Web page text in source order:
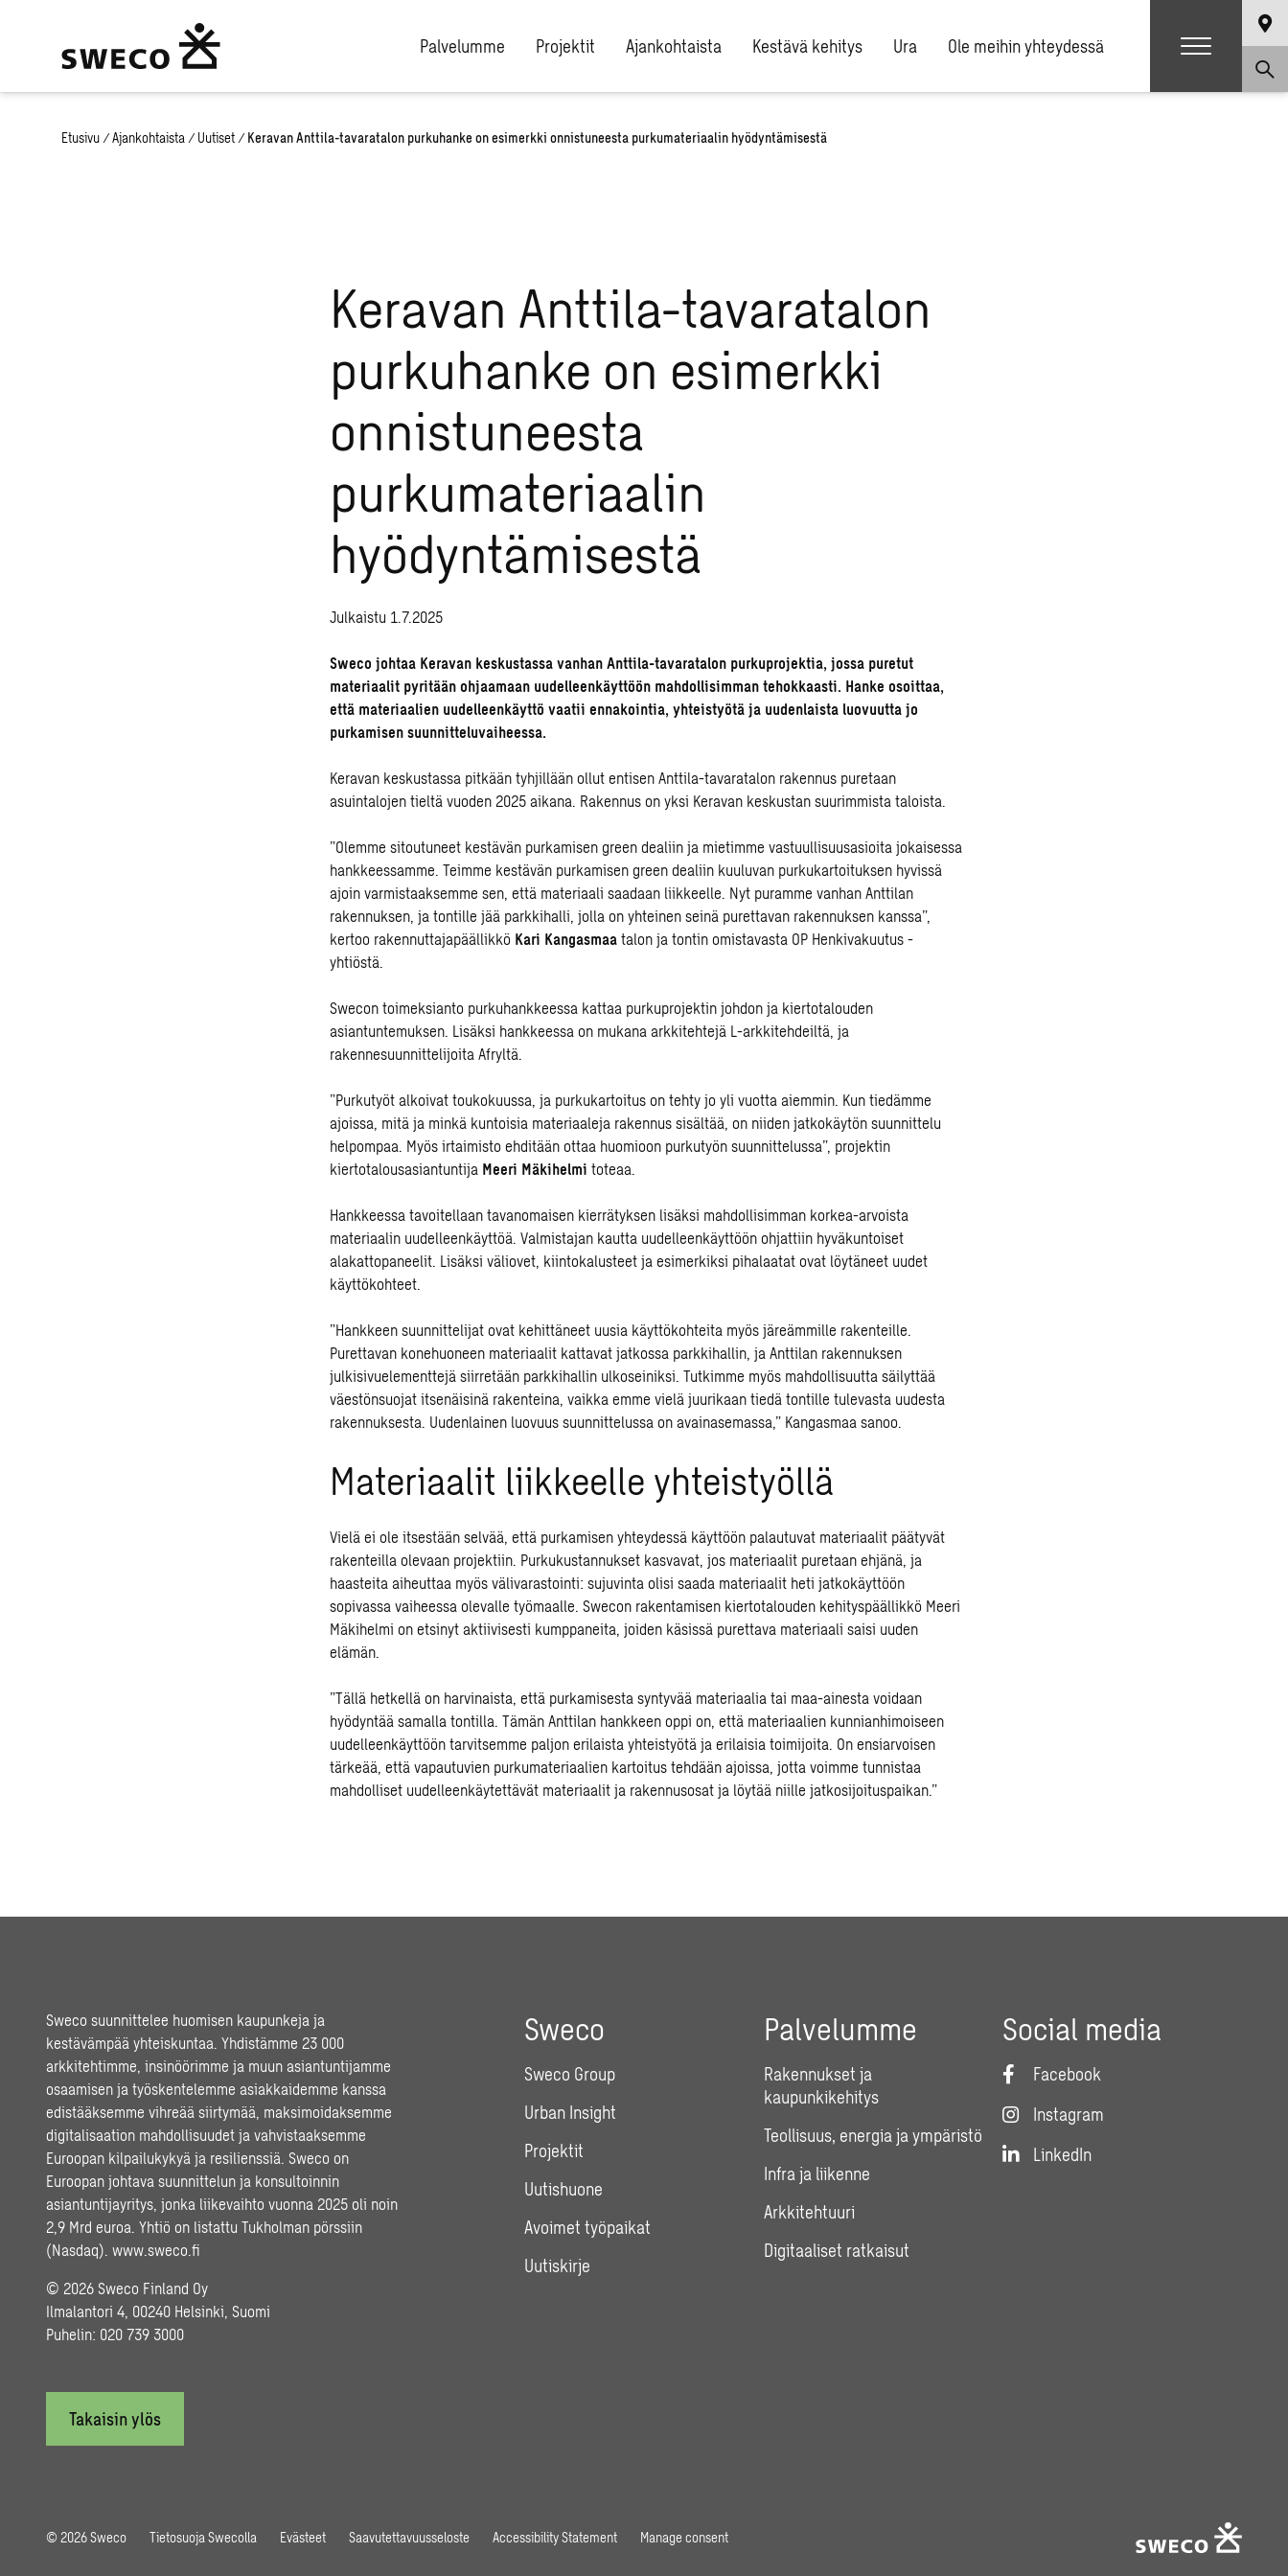
Palvelumme Projektit Ajankohtaista Kestävä kehitys Ura Ole meihin yhteydessä
Etusivu / Ajankohtaista / Uutiset / Keravan Anttila-tavaratalon purkuhanke on esimerkki onnistuneesta purkumateriaalin hyödyntämisestä
Keravan Anttila-tavaratalon
purkuhanke on esimerkki
onnistuneesta
purkumateriaalin
hyödyntämisestä
Julkaistu 1.7.2025
Sweco johtaa Keravan keskustassa vanhan Anttila-tavaratalon purkuprojektia, jossa puretut
materiaalit pyritään ohjaamaan uudelleenkäyttöön mahdollisimman tehokkaasti. Hanke osoittaa,
että materiaalien uudelleenkäyttö vaatii ennakointia, yhteistyötä ja uudenlaista luovuutta jo
purkamisen suunnitteluvaiheessa.
Keravan keskustassa pitkään tyhjillään ollut entisen Anttila-tavaratalon rakennus puretaan
asuintalojen tieltä vuoden 2025 aikana. Rakennus on yksi Keravan keskustan suurimmista taloista.
”Olemme sitoutuneet kestävän purkamisen green dealiin ja mietimme vastuullisuusasioita jokaisessa
hankkeessamme. Teimme kestävän purkamisen green dealiin kuuluvan purkukartoituksen hyvissä
ajoin varmistaaksemme sen, että materiaali saadaan liikkeelle. Nyt puramme vanhan Anttilan
rakennuksen, ja tontille jää parkkihalli, jolla on yhteinen seinä purettavan rakennuksen kanssa”,
kertoo rakennuttajapäällikkö Kari Kangasmaa talon ja tontin omistavasta OP Henkivakuutus -
yhtiöstä.
Swecon toimeksianto purkuhankkeessa kattaa purkuprojektin johdon ja kiertotalouden
asiantuntemuksen. Lisäksi hankkeessa on mukana arkkitehtejä L-arkkitehdeiltä, ja
rakennesuunnittelijoita Afryltä.
”Purkutyöt alkoivat toukokuussa, ja purkukartoitus on tehty jo yli vuotta aiemmin. Kun tiedämme
ajoissa, mitä ja minkä kuntoisia materiaaleja rakennus sisältää, on niiden jatkokäytön suunnittelu
helpompaa. Myös irtaimisto ehditään ottaa huomioon purkutyön suunnittelussa”, projektin
kiertotalousasiantuntija Meeri Mäkihelmi toteaa.
Hankkeessa tavoitellaan tavanomaisen kierrätyksen lisäksi mahdollisimman korkea-arvoista
materiaalin uudelleenkäyttöä. Valmistajan kautta uudelleenkäyttöön ohjattiin hyväkuntoiset
alakattopaneelit. Lisäksi väliovet, kiintokalusteet ja esimerkiksi pihalaatat ovat löytäneet uudet
käyttökohteet.
”Hankkeen suunnittelijat ovat kehittäneet uusia käyttökohteita myös järeämmille rakenteille.
Purettavan konehuoneen materiaalit kattavat jatkossa parkkihallin, ja Anttilan rakennuksen
julkisivuelementtejä siirretään parkkihallin ulkoseiniksi. Tutkimme myös mahdollisuutta säilyttää
väestönsuojat itsenäisinä rakenteina, vaikka emme vielä juurikaan tiedä tontille tulevasta uudesta
rakennuksesta. Uudenlainen luovuus suunnittelussa on avainasemassa,” Kangasmaa sanoo.
Materiaalit liikkeelle yhteistyöllä
Vielä ei ole itsestään selvää, että purkamisen yhteydessä käyttöön palautuvat materiaalit päätyvät
rakenteilla olevaan projektiin. Purkukustannukset kasvavat, jos materiaalit puretaan ehjänä, ja
haasteita aiheuttaa myös välivarastointi: sujuvinta olisi saada materiaalit heti jatkokäyttöön
sopivassa vaiheessa olevalle työmaalle. Swecon rakentamisen kiertotalouden kehityspäällikkö Meeri
Mäkihelmi on etsinyt aktiivisesti kumppaneita, joiden käsissä purettava materiaali saisi uuden
elämän.
”Tällä hetkellä on harvinaista, että purkamisesta syntyvää materiaalia tai maa-ainesta voidaan
hyödyntää samalla tontilla. Tämän Anttilan hankkeen oppi on, että materiaalien kunnianhimoiseen
uudelleenkäyttöön tarvitsemme paljon erilaista yhteistyötä ja erilaisia toimijoita. On ensiarvoisen
tärkeää, että vapautuvien purkumateriaalien kartoitus tehdään ajoissa, jotta voimme tunnistaa
mahdolliset uudelleenkäytettävät materiaalit ja rakennusosat ja löytää niille jatkosijoituspaikan.”
Sweco suunnittelee huomisen kaupunkeja ja
kestävämpää yhteiskuntaa. Yhdistämme 23 000
arkkitehtimme, insinöörimme ja muun asiantuntijamme
osaamisen ja työskentelemme asiakkaidemme kanssa
edistääksemme vihreää siirtymää, maksimoidaksemme
digitalisaation mahdollisuudet ja vahvistaaksemme
Euroopan kilpailukykyä ja resilienssiä. Sweco on
Euroopan johtava suunnittelun ja konsultoinnin
asiantuntijayritys, jonka liikevaihto vuonna 2025 oli noin
2,9 Mrd euroa. Yhtiö on listattu Tukholman pörssiin
(Nasdaq). www.sweco.fi
© 2026 Sweco Finland Oy
Ilmalantori 4, 00240 Helsinki, Suomi
Puhelin: 020 739 3000
Sweco
Sweco Group
Urban Insight
Projektit
Uutishuone
Avoimet työpaikat
Uutiskirje
Palvelumme
Rakennukset ja
kaupunkikehitys
Teollisuus, energia ja ympäristö
Infra ja liikenne
Arkkitehtuuri
Digitaaliset ratkaisut
Social media
Facebook
Instagram
LinkedIn
Takaisin ylös
© 2026 Sweco Tietosuoja Swecolla Evästeet Saavutettavuusseloste Accessibility Statement Manage consent